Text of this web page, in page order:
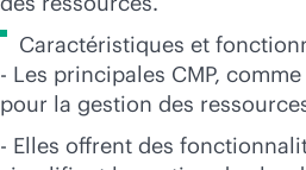
Caractéristiques et
- Les principales CMP,
pour la gestion des
- Elles offrent des